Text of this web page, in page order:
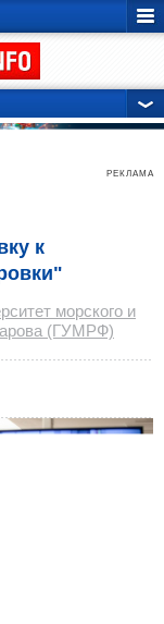
РЕКЛАМА
к
морского и
(ГУМРФ)